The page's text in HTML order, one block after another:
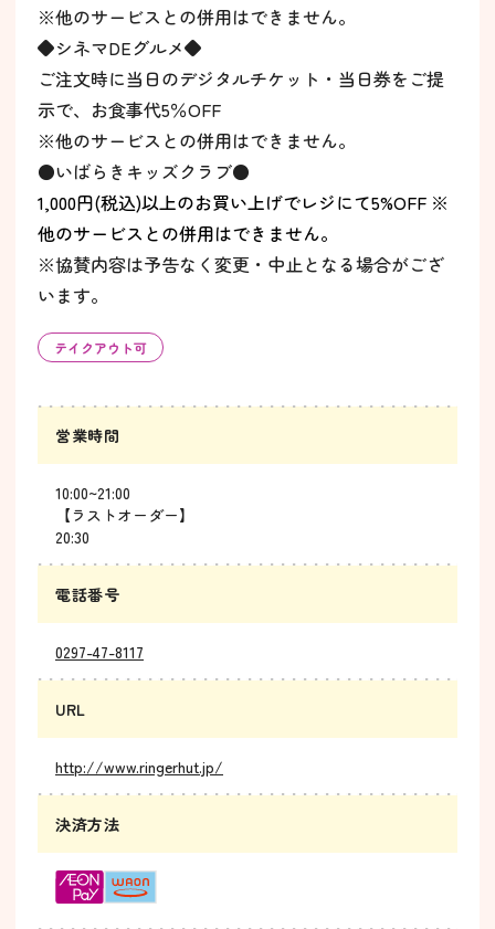
※他のサービスとの併用はできません。
◆シネマDEグルメ◆
ご注文時に当日のデジタルチケット・当日券をご提
示で、お食事代5％OFF
※他のサービスとの併用はできません。
●いばらきキッズクラブ●
1,000円(税込)以上のお買い上げでレジにて5%OFF ※
他のサービスとの併用はできません。
※協賛内容は予告なく変更・中止となる場合がござ
います。
テイクアウト可
営業時間
10:00~21:00
【ラストオーダー】
20:30
電話番号
0297-47-8117
URL
http://www.ringerhut.jp/
決済方法